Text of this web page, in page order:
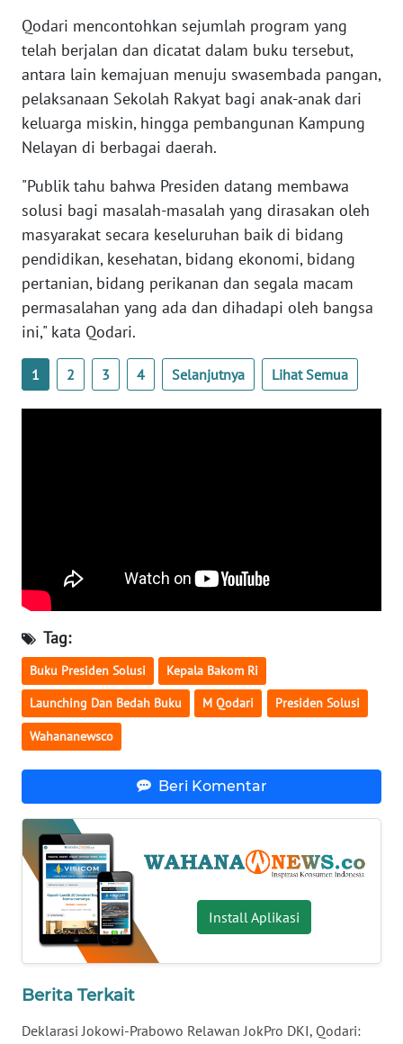
Qodari mencontohkan sejumlah program yang
telah berjalan dan dicatat dalam buku tersebut,
antara lain kemajuan menuju swasembada pangan,
pelaksanaan Sekolah Rakyat bagi anak-anak dari
keluarga miskin, hingga pembangunan Kampung
Nelayan di berbagai daerah.
"Publik tahu bahwa Presiden datang membawa
solusi bagi masalah-masalah yang dirasakan oleh
masyarakat secara keseluruhan baik di bidang
pendidikan, kesehatan, bidang ekonomi, bidang
pertanian, bidang perikanan dan segala macam
permasalahan yang ada dan dihadapi oleh bangsa
ini," kata Qodari.
1 2 3 4 Selanjutnya Lihat Semua
Tag:
Buku Presiden Solusi Kepala Bakom Ri
Launching Dan Bedah Buku M Qodari Presiden Solusi
Wahananewsco
Beri Komentar
Install Aplikasi
Berita Terkait
Deklarasi Jokowi-Prabowo Relawan JokPro DKI, Qodari:
WN
PAPUA
PAPUA
BARAT
WN
RIAU
WN
SERAMBI
WN
WN
WN
BABEL
WN
SUMBAR
WN
SUMSEL
WN
BENGKULU
WN
LAMPUNG
WN